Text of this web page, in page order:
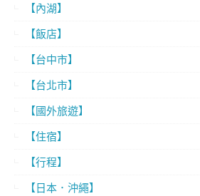
【內湖】
【飯店】
【台中市】
【台北市】
【國外旅遊】
【住宿】
【行程】
【日本．沖繩】